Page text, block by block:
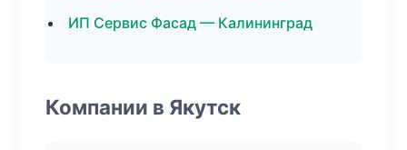
ИП Сервис Фасад — Калининград
Компании в Якутск